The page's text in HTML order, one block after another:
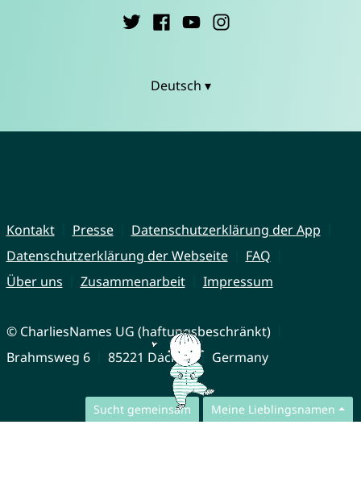
Sucht gemeinsam Meine Lieblingsnamen
Deutsch ▾
Kontakt Presse
Datenschutzerklärung der App
Datenschutzerklärung der Webseite
FAQ
Über uns
Zusammenarbeit Impressum
© CharliesNames UG (haftungsbeschränkt)
Brahmsweg 6
85221 Dachau Germany